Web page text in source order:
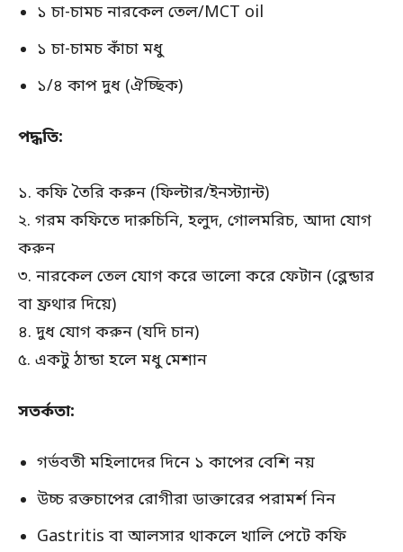
১ চা-চামচ নারকেল তেল/MCT oil
১ চা-চামচ কাঁচা মধু
১/৪ কাপ দুধ (ঐচ্ছিক)
পদ্ধতি:
১. কফি তৈরি করুন (ফিল্টার/ইনস্ট্যান্ট)
২. গরম কফিতে দারুচিনি, হলুদ, গোলমরিচ, আদা যোগ
করুন
৩. নারকেল তেল যোগ করে ভালো করে ফেটান (ব্লেন্ডার
বা ফ্রথার দিয়ে)
৪. দুধ যোগ করুন (যদি চান)
৫. একটু ঠান্ডা হলে মধু মেশান
সতর্কতা:
গর্ভবতী মহিলাদের দিনে ১ কাপের বেশি নয়
উচ্চ রক্তচাপের রোগীরা ডাক্তারের পরামর্শ নিন
Gastritis বা আলসার থাকলে খালি পেটে কফি